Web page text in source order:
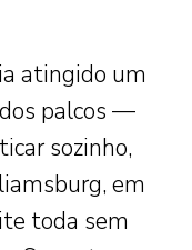
atingido um
palcos —
sozinho,
em
toda sem